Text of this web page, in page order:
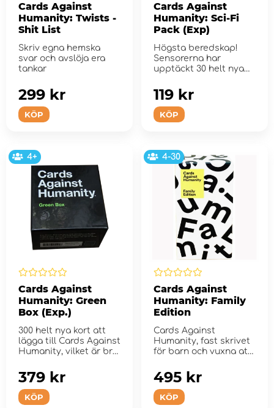
Cards Against
Humanity: Twists -
Shit List
Skriv egna hemska
svar och avslöja era
tankar
KÖP
299 kr
Cards Against
Humanity: Sci-Fi
Pack (Exp)
Högsta beredskap!
Sensorerna har
upptäckt 30 helt nya
KÖP
119 kr
4+
Cards Against
Humanity: Green
Box (Exp.)
300 helt nya kort att
lägga till Cards Against
Humanity, vilket är bra
KÖP
379 kr
4-30
Cards Against
Humanity: Family
Edition
Cards Against
Humanity, fast skrivet
för barn och vuxna att
KÖP
495 kr